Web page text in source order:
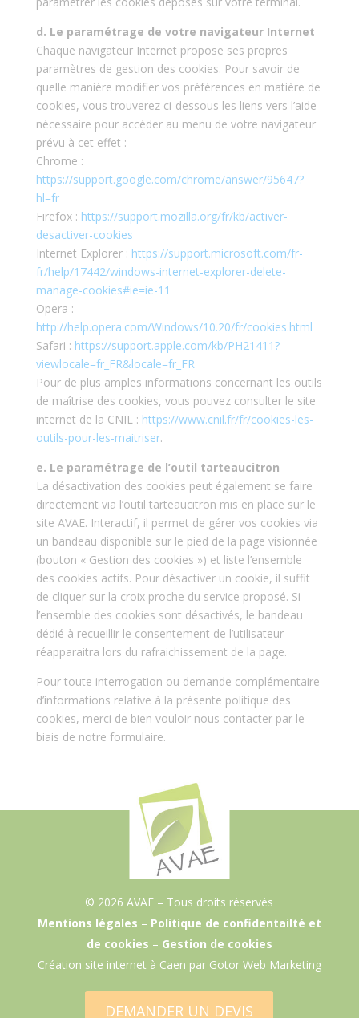
d. Le paramétrage de votre navigateur Internet
Chaque navigateur Internet propose ses propres
paramètres de gestion des cookies. Pour savoir de
quelle manière modifier vos préférences en matière de
cookies, vous trouverez ci-dessous les liens vers l’aide
nécessaire pour accéder au menu de votre navigateur
prévu à cet effet :
Chrome :
https://support.google.com/chrome/answer/95647?
hl=fr
Firefox : https://support.mozilla.org/fr/kb/activer-
desactiver-cookies
Internet Explorer : https://support.microsoft.com/fr-
fr/help/17442/windows-internet-explorer-delete-
manage-cookies#ie=ie-11
Opera :
http://help.opera.com/Windows/10.20/fr/cookies.html
Safari : https://support.apple.com/kb/PH21411?
viewlocale=fr_FR&locale=fr_FR
Pour de plus amples informations concernant les outils
de maîtrise des cookies, vous pouvez consulter le site
internet de la CNIL : https://www.cnil.fr/fr/cookies-les-
outils-pour-les-maitriser.
e. Le paramétrage de l’outil tarteaucitron
La désactivation des cookies peut également se faire
directement via l’outil tarteaucitron mis en place sur le
site AVAE. Interactif, il permet de gérer vos cookies via
un bandeau disponible sur le pied de la page visionnée
(bouton « Gestion des cookies ») et liste l’ensemble
des cookies actifs. Pour désactiver un cookie, il suffit
de cliquer sur la croix proche du service proposé. Si
l’ensemble des cookies sont désactivés, le bandeau
dédié à recueillir le consentement de l’utilisateur
réapparaitra lors du rafraichissement de la page.
Pour toute interrogation ou demande complémentaire
d’informations relative à la présente politique des
cookies, merci de bien vouloir nous contacter par le
biais de notre formulaire.
© 2026 AVAE – Tous droits réservés
Mentions légales – Politique de confidentailté et
de cookies – Gestion de cookies
Création site internet à Caen par Gotor Web Marketing
DEMANDER UN DEVIS